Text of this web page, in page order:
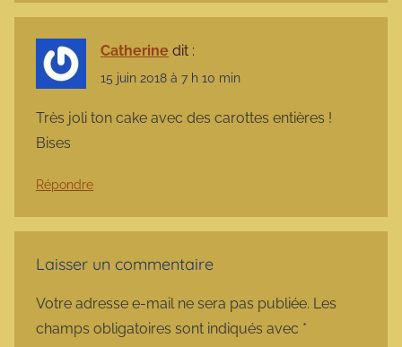
Catherine dit :
15 juin 2018 à 7 h 10 min
Très joli ton cake avec des carottes entières !
Bises
Répondre
Laisser un commentaire
Votre adresse e-mail ne sera pas publiée. Les
champs obligatoires sont indiqués avec *